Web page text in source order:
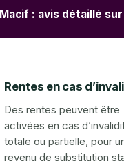
: avis détaillé
Rentes en cas
Des rentes peuvent être
activées en cas
totale ou partielle, pour
revenu de substitution